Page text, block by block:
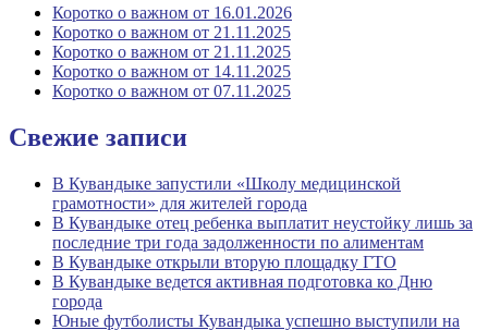
Коротко о важном от 16.01.2026
Коротко о важном от 21.11.2025
Коротко о важном от 21.11.2025
Коротко о важном от 14.11.2025
Коротко о важном от 07.11.2025
Свежие записи
В Кувандыке запустили «Школу медицинской
грамотности» для жителей города
В Кувандыке отец ребенка выплатит неустойку лишь за
последние три года задолженности по алиментам
В Кувандыке открыли вторую площадку ГТО
В Кувандыке ведется активная подготовка ко Дню
города
Юные футболисты Кувандыка успешно выступили на